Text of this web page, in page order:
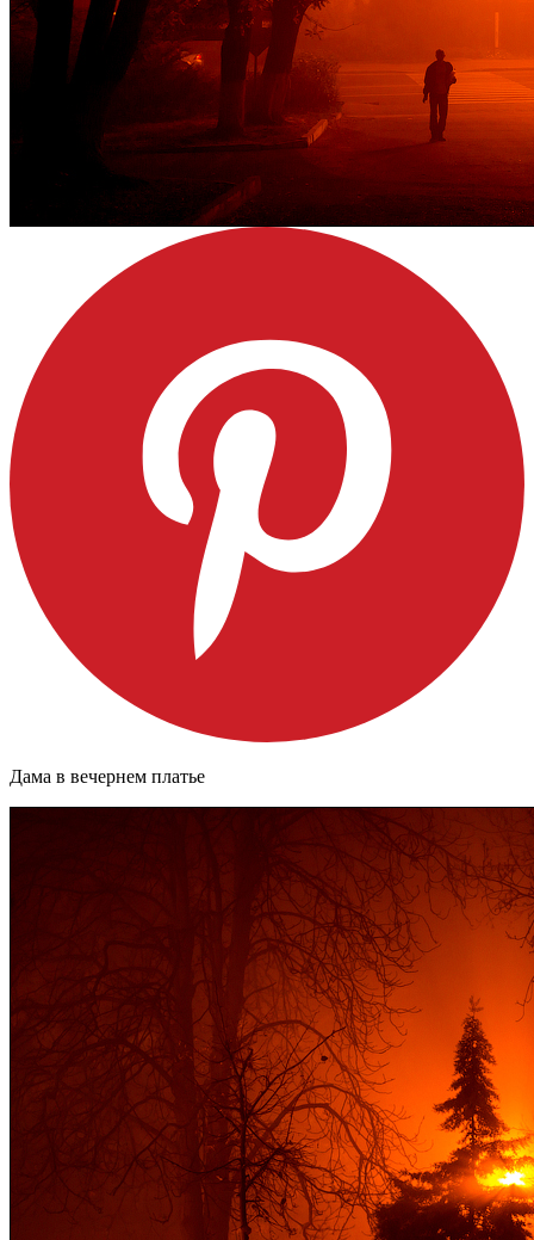
Дама в вечернем платье